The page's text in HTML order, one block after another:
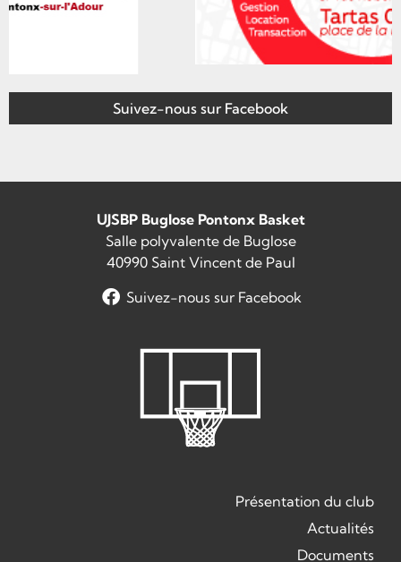
Suivez-nous sur Facebook
UJSBP Buglose Pontonx Basket
Salle polyvalente de Buglose
40990 Saint Vincent de Paul
Suivez-nous sur Facebook
Présentation du club
Actualités
Documents